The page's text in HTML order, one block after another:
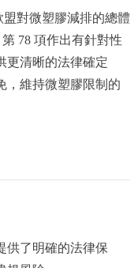
盟對微塑膠減排的總體
78 項作出有針對性
更清晰的法律確定
，維持微塑膠限制的
供了明確的法律保